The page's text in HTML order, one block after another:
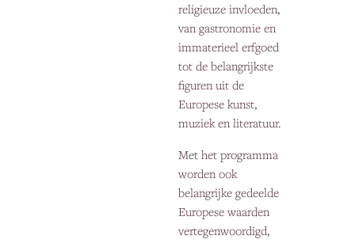
religieuze invloeden,
van gastronomie en
immaterieel erfgoed
tot de belangrijkste
figuren uit de
Europese kunst,
muziek en literatuur.
Met het programma
worden ook
belangrijke gedeelde
Europese waarden
vertegenwoordigd,